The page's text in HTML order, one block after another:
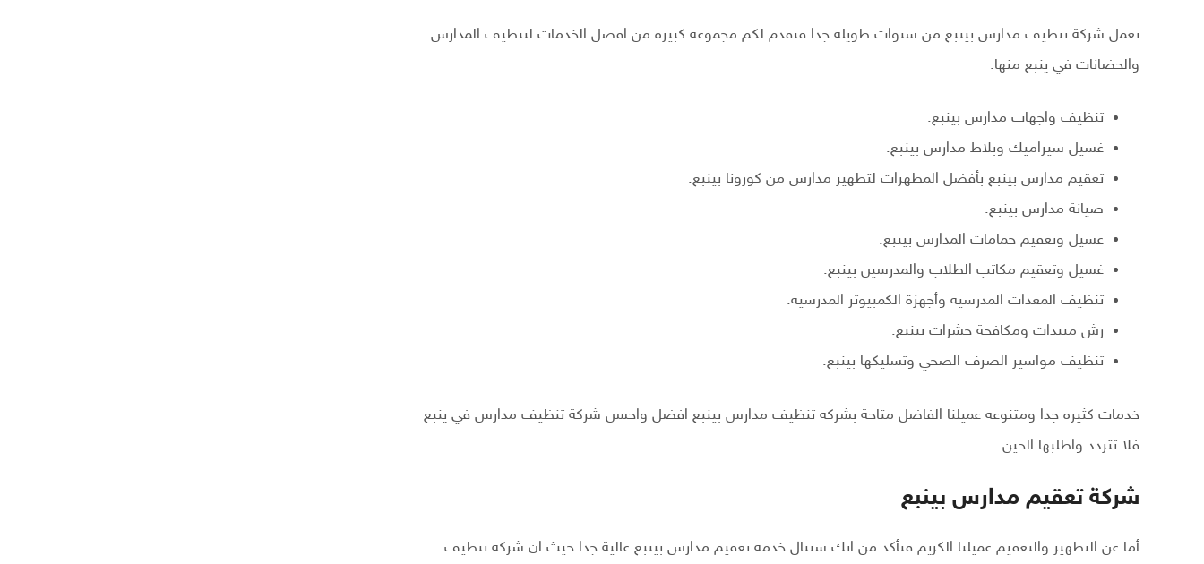
تعمل شركة تنظيف مدارس بينبع من سنوات طويله جدا فتقدم لكم مجموعه كبيره من افضل الخدمات لتنظيف المدارس
والحضانات في ينبع منها.
تنظيف واجهات مدارس بينبع.
غسيل سيراميك وبلاط مدارس بينبع.
تعقيم مدارس بينبع بأفضل المطهرات لتطهير مدارس من كورونا بينبع.
صيانة مدارس بينبع.
غسيل وتعقيم حمامات المدارس بينبع.
غسيل وتعقيم مكاتب الطلاب والمدرسين بينبع.
تنظيف المعدات المدرسية وأجهزة الكمبيوتر المدرسية.
رش مبيدات ومكافحة حشرات بينبع.
تنظيف مواسير الصرف الصحي وتسليكها بينبع.
خدمات كثيره جدا ومتنوعه عميلنا الفاضل متاحة بشركه تنظيف مدارس بينبع افضل واحسن شركة تنظيف مدارس في ينبع
فلا تتردد واطلبها الحين.
شركة تعقيم مدارس بينبع
أما عن التطهير والتعقيم عميلنا الكريم فتأكد من انك ستنال خدمه تعقيم مدارس بينبع عالية جدا حيث ان شركه تنظيف